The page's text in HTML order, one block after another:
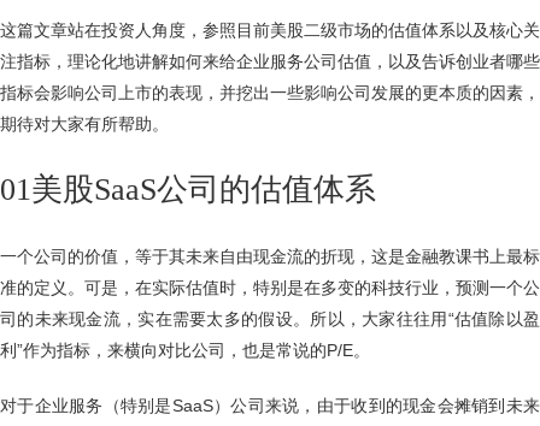
这篇文章站在投资人角度，参照目前美股二级市场的估值体系以及核心关
注指标，理论化地讲解如何来给企业服务公司估值，以及告诉创业者哪些
指标会影响公司上市的表现，并挖出一些影响公司发展的更本质的因素，
期待对大家有所帮助。
01美股SaaS公司的估值体系
一个公司的价值，等于其未来自由现金流的折现，这是金融教课书上最标
准的定义。可是，在实际估值时，特别是在多变的科技行业，预测一个公
司的未来现金流，实在需要太多的假设。所以，大家往往用“估值除以盈
利”作为指标，来横向对比公司，也是常说的P/E。
对于企业服务（特别是SaaS）公司来说，由于收到的现金会摊销到未来